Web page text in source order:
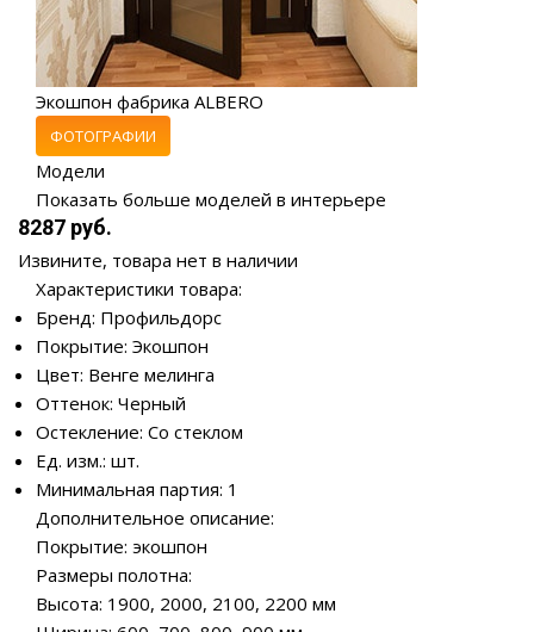
Экошпон фабрика ALBERO
ФОТОГРАФИИ
Модели
Показать больше моделей в интерьере
8287 руб.
Извините, товара нет в наличии
Характеристики товара:
Бренд: Профильдорс
Покрытие: Экошпон
Цвет: Венге мелинга
Оттенок: Черный
Остекление: Со стеклом
Ед. изм.: шт.
Минимальная партия: 1
Дополнительное описание:
Покрытие: экошпон
Размеры полотна:
Высота: 1900, 2000, 2100, 2200 мм